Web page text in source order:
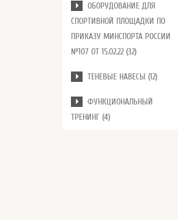
ОБОРУДОВАНИЕ ДЛЯ
СПОРТИВНОЙ ПЛОЩАДКИ ПО
ПРИКАЗУ МИНСПОРТА РОССИИ
№107 ОТ 15.02.22 (32)
ТЕНЕВЫЕ НАВЕСЫ (12)
ФУНКЦИОНАЛЬНЫЙ
ТРЕНИНГ (4)